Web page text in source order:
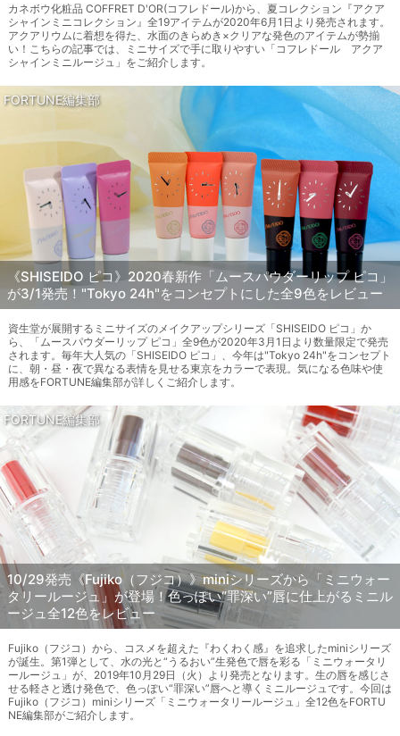
カネボウ化粧品 COFFRET D'OR(コフレドール)から、夏コレクション『アクア
シャインミニコレクション』全19アイテムが2020年6月1日より発売されます。
アクアリウムに着想を得た、水面のきらめき×クリアな発色のアイテムが勢揃
い！こちらの記事では、ミニサイズで手に取りやすい「コフレドール アクア
シャインミニルージュ」をご紹介します。
FORTUNE編集部
《SHISEIDO ピコ》2020春新作「ムースパウダーリップ ピコ」
が3/1発売！"Tokyo 24h"をコンセプトにした全9色をレビュー
資生堂が展開するミニサイズのメイクアップシリーズ「SHISEIDO ピコ」か
ら、「ムースパウダーリップ ピコ」全9色が2020年3月1日より数量限定で発売
されます。毎年大人気の「SHISEIDO ピコ」、今年は"Tokyo 24h"をコンセプト
に、朝・昼・夜で異なる表情を見せる東京をカラーで表現。気になる色味や使
用感をFORTUNE編集部が詳しくご紹介します。
FORTUNE編集部
10/29発売《Fujiko（フジコ）》miniシリーズから「ミニウォー
タリールージュ」が登場！色っぽい“罪深い”唇に仕上がるミニル
ージュ全12色をレビュー
Fujiko（フジコ）から、コスメを超えた『わくわく感』を追求したminiシリーズ
が誕生。第1弾として、水の光と“うるおい”生発色で唇を彩る「ミニウォータリ
ールージュ」が、2019年10月29日（火）より発売となります。生の唇を感じさ
せる軽さと透け発色で、色っぽい“罪深い”唇へと導くミニルージュです。今回は
Fujiko（フジコ）miniシリーズ「ミニウォータリールージュ」全12色をFORTU
NE編集部がご紹介します。